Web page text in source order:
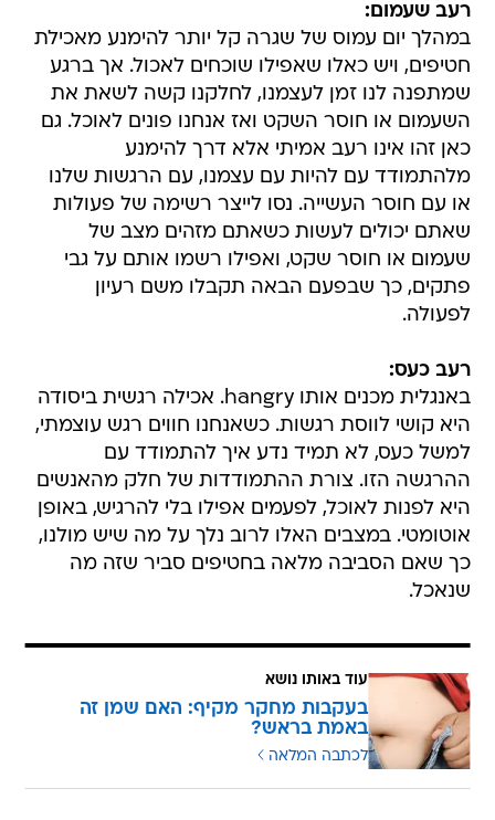
רעב שעמום:
במהלך יום עמוס של שגרה קל יותר להימנע מאכילת
חטיפים, ויש כאלו שאפילו שוכחים לאכול. אך ברגע
שמתפנה לנו זמן לעצמנו, לחלקנו קשה לשאת את
השעמום או חוסר השקט ואז אנחנו פונים לאוכל. גם
כאן זהו אינו רעב אמיתי אלא דרך להימנע
מלהתמודד עם להיות עם עצמנו, עם הרגשות שלנו
או עם חוסר העשייה. נסו לייצר רשימה של פעולות
שאתם יכולים לעשות כשאתם מזהים מצב של
שעמום או חוסר שקט, ואפילו רשמו אותם על גבי
פתקים, כך שבפעם הבאה תקבלו משם רעיון
לפעולה.
רעב כעס:
באנגלית מכנים אותו hangry. אכילה רגשית ביסודה
היא קושי לווסת רגשות. כשאנחנו חווים רגש עוצמתי,
למשל כעס, לא תמיד נדע איך להתמודד עם
ההרגשה הזו. צורת ההתמודדות של חלק מהאנשים
היא לפנות לאוכל, לפעמים אפילו בלי להרגיש, באופן
אוטומטי. במצבים האלו לרוב נלך על מה שיש מולנו,
כך שאם הסביבה מלאה בחטיפים סביר שזה מה
שנאכל.
עוד באותו נושא
בעקבות מחקר מקיף: האם שמן זה
באמת בראש?
לכתבה המלאה